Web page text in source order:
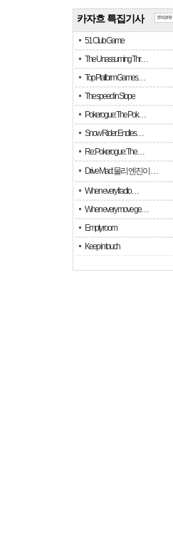
카자흐 특집기사
51 Club Game
The Unassuming Thr…
Top Platform Games…
The speed in Slope
Pokerogue: The Pok…
Snow Rider: Endles…
Re: Pokerogue: The…
Drive Mad: 물리 엔진이 …
When every fractio…
When every move ge…
Empty room
Keep in touch
more